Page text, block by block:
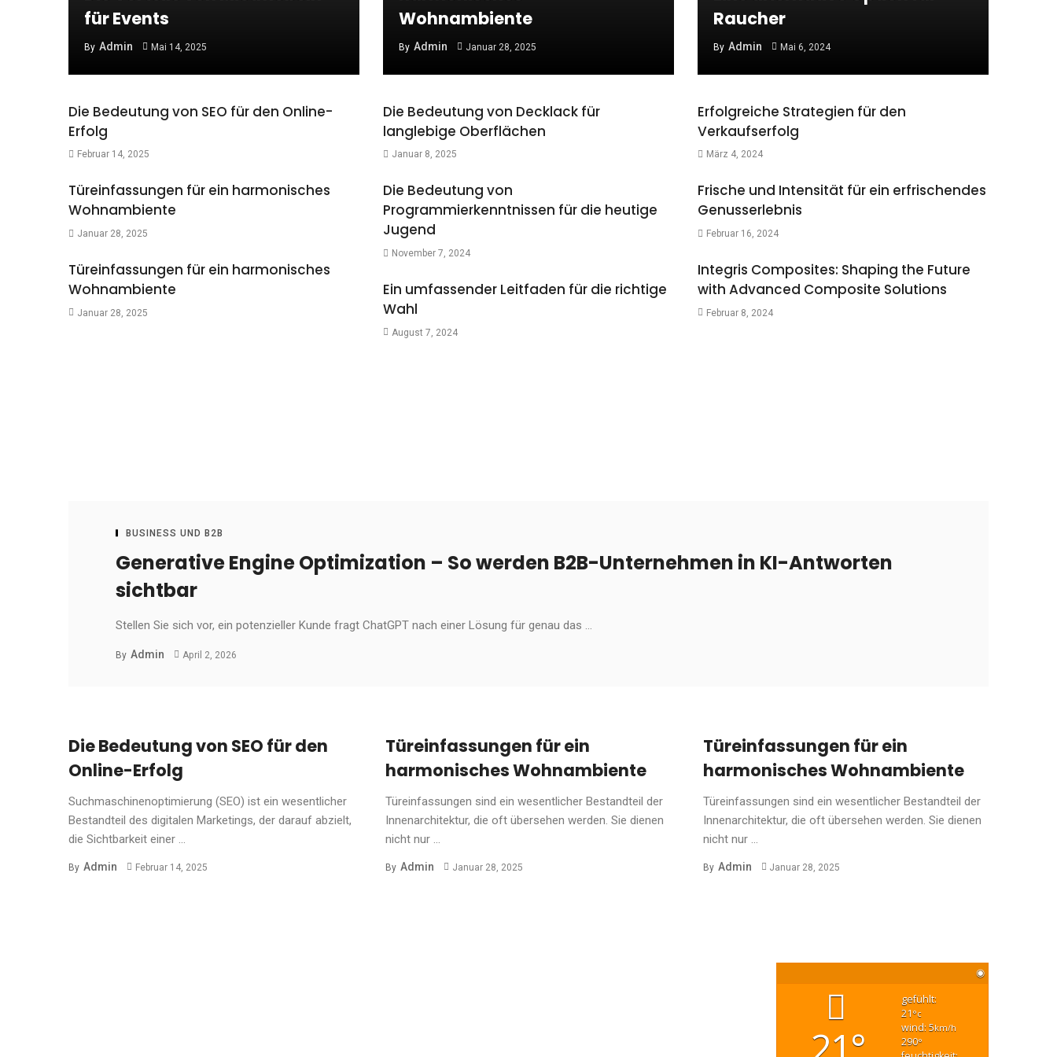
Erste Schritte mit
Rugby
für Events
By Admin Mai 14, 2025
Die Bedeutung von SEO für den Online-
Erfolg
Februar 14, 2025
Türeinfassungen für ein harmonisches
Wohnambiente
Januar 28, 2025
Türeinfassungen für ein harmonisches
Wohnambiente
Januar 28, 2025
Wohnambiente
By Admin Januar 28, 2025
Die Bedeutung von Decklack für
langlebige Oberflächen
Januar 8, 2025
Die Bedeutung von
Programmierkenntnissen für die heutige
Jugend
November 7, 2024
Ein umfassender Leitfaden für die richtige
Wahl
August 7, 2024
Raucher
By Admin Mai 6, 2024
Erfolgreiche Strategien für den
Verkaufserfolg
März 4, 2024
Frische und Intensität für ein erfrischendes
Genusserlebnis
Februar 16, 2024
Integris Composites: Shaping the Future
with Advanced Composite Solutions
Februar 8, 2024
BUSINESS UND B2B
Generative Engine Optimization – So werden B2B-Unternehmen in KI-Antworten
sichtbar
Stellen Sie sich vor, ein potenzieller Kunde fragt ChatGPT nach einer Lösung für genau das ...
By Admin April 2, 2026
Die Bedeutung von SEO für den
Online-Erfolg
Suchmaschinenoptimierung (SEO) ist ein wesentlicher
Bestandteil des digitalen Marketings, der darauf abzielt,
die Sichtbarkeit einer ...
By Admin Februar 14, 2025
Türeinfassungen für ein
harmonisches Wohnambiente
Türeinfassungen sind ein wesentlicher Bestandteil der
Innenarchitektur, die oft übersehen werden. Sie dienen
nicht nur ...
By Admin Januar 28, 2025
Türeinfassungen für ein
harmonisches Wohnambiente
Türeinfassungen sind ein wesentlicher Bestandteil der
Innenarchitektur, die oft übersehen werden. Sie dienen
nicht nur ...
By Admin Januar 28, 2025
◉
gefühlt:
21 °c
wind: 5km/h
290°